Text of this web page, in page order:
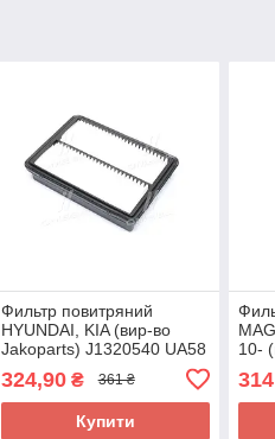
Фильтр повитряний
HYUNDAI, KIA (вир-во
Jakoparts) J1320540 UA58
324,90₴ 361 ₴
Купити
10-